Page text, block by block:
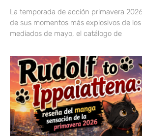
La temporada de acción primavera
de sus momentos más explosivos de
mediados de mayo, el catálogo de